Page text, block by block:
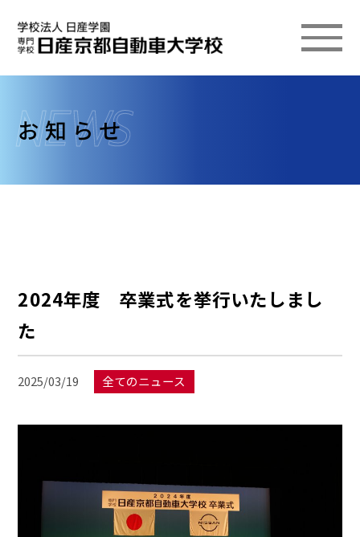
お知らせ
2024年度 卒業式を挙行いたしまし
た
2025/03/19 全てのニュース